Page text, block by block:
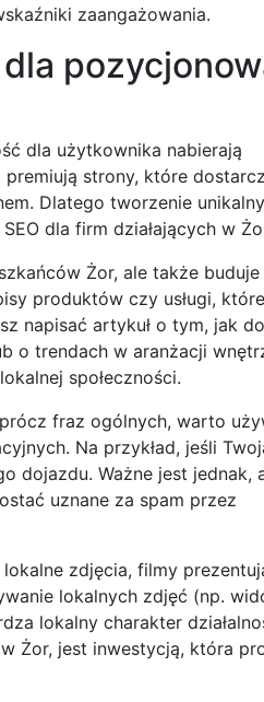
zaangażowania.
dla użytkownika nabierają
strony, które
Dlatego tworzenie
dla firm działających w
Żor, ale także
produktów czy usługi,
napisać artykuł o tym, jak
o trendach w aranżacji
społeczności.
fraz ogólnych, warto
Na przykład, jeśli
dojazdu. Ważne jest jednak,
uznane za spam przez
zdjęcia, filmy
lokalnych zdjęć (np.
lokalny charakter
Żor, jest inwestycją, która